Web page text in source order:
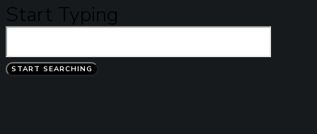
Start Typing